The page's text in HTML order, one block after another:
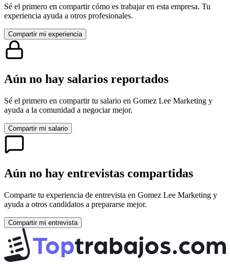
Sé el primero en compartir cómo es trabajar en esta empresa. Tu
experiencia ayuda a otros profesionales.
Compartir mi experiencia
Aún no hay salarios reportados
Sé el primero en compartir tu salario en Gomez Lee Marketing y
ayuda a la comunidad a negociar mejor.
Compartir mi salario
Aún no hay entrevistas compartidas
Comparte tu experiencia de entrevista en Gomez Lee Marketing y
ayuda a otros candidatos a prepararse mejor.
Compartir mi entrevista